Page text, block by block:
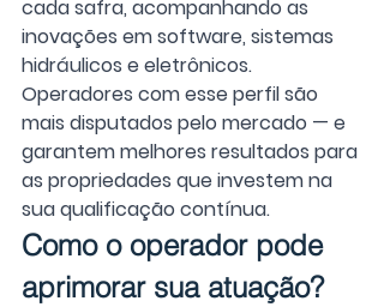
cada safra, acompanhando as
inovações em software, sistemas
hidráulicos e eletrônicos.
Operadores com esse perfil são
mais disputados pelo mercado — e
garantem melhores resultados para
as propriedades que investem na
sua qualificação contínua.
Como o operador pode
aprimorar sua atuação?